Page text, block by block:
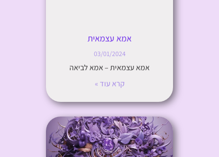
אמא עצמאית
03/01/2024
אמא עצמאית – אמא לביאה
קרא עוד »